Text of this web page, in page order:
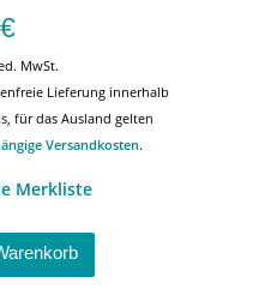
€
MwSt.
Lieferung innerhalb
für das Ausland gelten
Versandkosten.
Merkliste